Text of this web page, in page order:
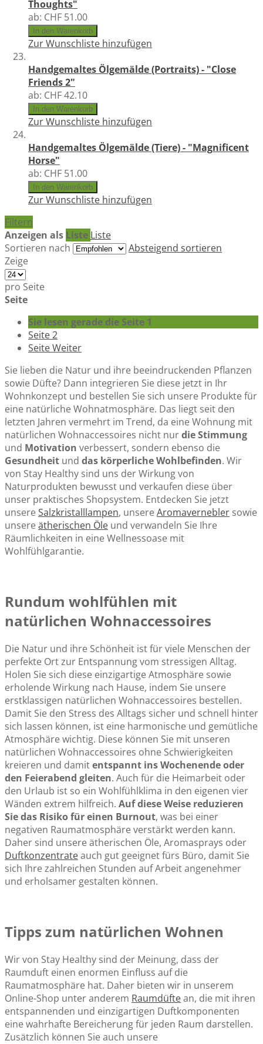
Thoughts"
ab: CHF 51.00
In den Warenkorb
Zur Wunschliste hinzufügen
Handgemaltes Ölgemälde (Portraits) - "Close
Friends 2"
ab: CHF 42.10
In den Warenkorb
Zur Wunschliste hinzufügen
Handgemaltes Ölgemälde (Tiere) - "Magnificent
Horse"
ab: CHF 51.00
In den Warenkorb
Zur Wunschliste hinzufügen
Filtern
Anzeigen als Liste Liste
Sortieren nach
Absteigend sortieren
Zeige
pro Seite
Seite
Sie lesen gerade die Seite 1
Seite2
SeiteWeiter
Sie lieben die Natur und ihre beeindruckenden Pflanzen
sowie Düfte? Dann integrieren Sie diese jetzt in Ihr
Wohnkonzept und bestellen Sie sich unsere Produkte für
eine natürliche Wohnatmosphäre. Das liegt seit den
letzten Jahren vermehrt im Trend, da eine Wohnung mit
natürlichen Wohnaccessoires nicht nurdie Stimmung
und Motivation verbessert, sondern ebenso die
Gesundheit und das körperliche Wohlbefinden. Wir
von Stay Healthy sind uns der Wirkung von
Naturprodukten bewusst und verkaufen diese über
unser praktisches Shopsystem. Entdecken Sie jetzt
unsereSalzkristalllampen, unsereAromavernebler sowie
unsereätherischen Öle und verwandeln Sie Ihre
Räumlichkeiten in eine Wellnessoase mit
Wohlfühlgarantie.
Rundum wohlfühlen mit
natürlichen Wohnaccessoires
Die Natur und ihre Schönheit ist für viele Menschen der
perfekte Ort zur Entspannung vom stressigen Alltag.
Holen Sie sich diese einzigartige Atmosphäre sowie
erholende Wirkung nach Hause, indem Sie unsere
erstklassigen natürlichen Wohnaccessoires bestellen.
Damit Sie den Stress des Alltags sicher und schnell hinter
sich lassen können, ist eine harmonische und gemütliche
Atmosphäre wichtig. Diese können Sie mit unseren
natürlichen Wohnaccessoires ohne Schwierigkeiten
kreieren und damitentspannt ins Wochenende oder
den Feierabend gleiten. Auch für die Heimarbeit oder
den Urlaub ist so ein Wohlfühlklima in den eigenen vier
Wänden extrem hilfreich. Auf diese Weise reduzieren
Sie das Risiko für einen Burnout, was bei einer
negativen Raumatmosphäre verstärkt werden kann.
Daher sind unsere ätherischen Öle, Aromasprays oder
Duftkonzentrateauch gut geeignet fürs Büro, damit Sie
sich Ihre zahlreichen Stunden auf Arbeit angenehmer
und erholsamer gestalten können.
Tipps zum natürlichen Wohnen
Wir von Stay Healthy sind der Meinung, dass der
Raumduft einen enormen Einfluss auf die
Raumatmosphäre hat. Daher bieten wir in unserem
Online-Shop unter anderem Raumdüftean, die mit ihren
entspannenden und einzigartigen Duftkomponenten
eine wahrhafte Bereicherung für jeden Raum darstellen.
Zusätzlich können Sie auch unsere